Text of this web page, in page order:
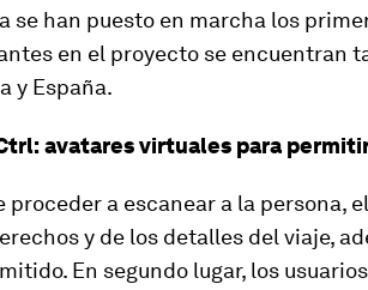
se han puesto en marcha los
en el proyecto se encuentran
y España.
avatares virtuales para
proceder a escanear a la persona,
y de los detalles del viaje,
En segundo lugar, los